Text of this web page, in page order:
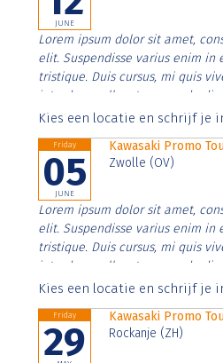
JUNE
Lorem ipsum dolor sit amet,
elit. Suspendisse varius enim in
tristique. Duis cursus, mi quis
interdum nulla, ut commodo
Aenean faucibus nibh et justo
Kies een locatie en schrijf je
Friday
05
JUNE
Kawasaki Promo
Zwolle (OV)
Lorem ipsum dolor sit amet,
elit. Suspendisse varius enim in
tristique. Duis cursus, mi quis
interdum nulla, ut commodo
Aenean faucibus nibh et justo
Kies een locatie en schrijf je
Friday
29
Kawasaki Promo
Rockanje (ZH)